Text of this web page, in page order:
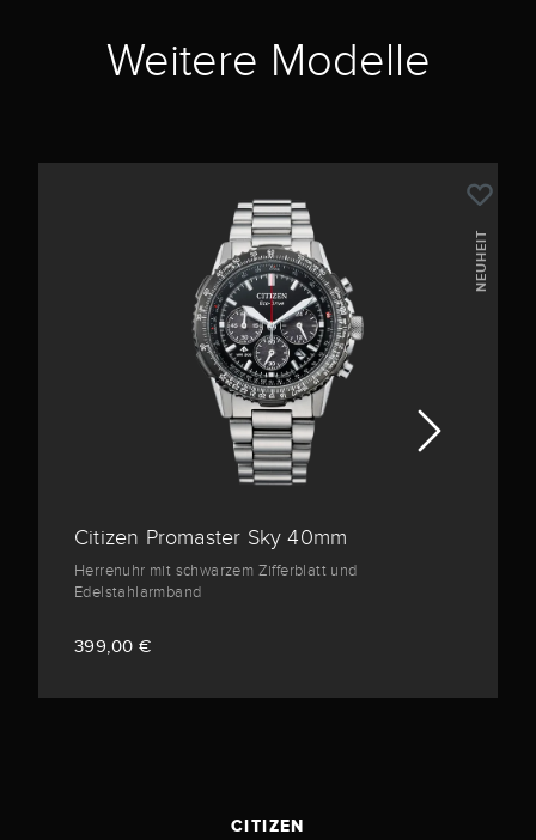
Weitere Modelle
NEUHEIT
Citizen Promaster Sky 40mm
Herrenuhr mit schwarzem Zifferblatt und
Edelstahlarmband
399,00 €
CITIZEN